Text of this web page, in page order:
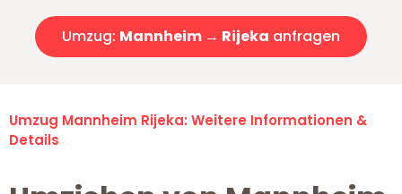
Umzug: Mannheim → Rijeka anfragen
Umzug Mannheim Rijeka: Weitere Informationen &
Details